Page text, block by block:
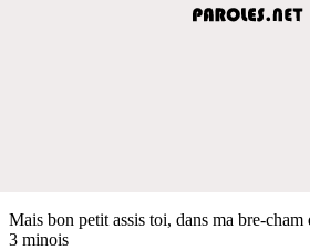
Mais bon petit assis toi, dans ma bre-
3 minois